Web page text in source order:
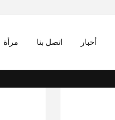
أخبار اتصل بنا مرأة